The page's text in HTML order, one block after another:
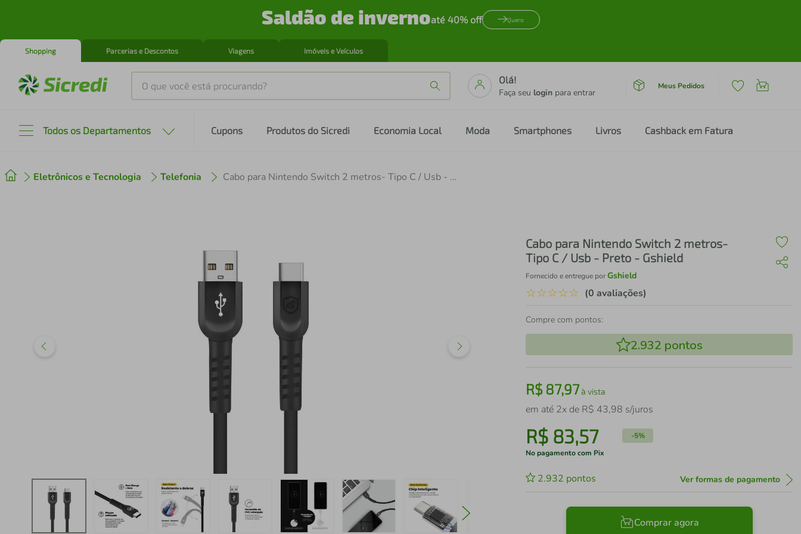
Saldão de invernoaté 40% off Quero
Shopping Parcerias e Descontos Viagens Imóveis e Veículos
O que você está procurando?
Olá!
Faça seu login para entrar
Meus Pedidos
Todos os Departamentos Cupons Produtos do Sicredi Economia Local Moda Smartphones Livros Cashback em Fatura
Eletrônicos e Tecnologia Telefonia Cabo para Nintendo Switch 2 metros- Tipo C / Usb - Preto - Gshield
Cabo para Nintendo Switch 2 metros-
Tipo C / Usb - Preto - Gshield
Fornecido e entregue porGshield
☆☆☆☆☆ (0 avaliações)
Compre com pontos:
2.932 pontos
R$87,97à vista
em até 2x de R$ 43,98 s/juros
R$ 83,57 -5%
No pagamento com Pix
2.932 pontos Ver formas de pagamento
Comprar agora
2º cafeteira